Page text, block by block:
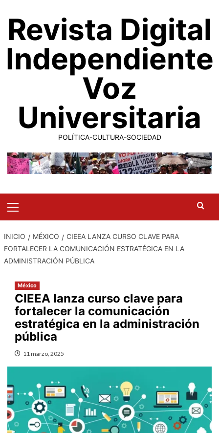
contenido
Revista Digital
Independiente
Voz
Universitaria
POLÍTICA-CULTURA-SOCIEDAD
Menu
INICIO MÉXICO
CIEEA LANZA CURSO CLAVE PARA
FORTALECER LA COMUNICACIÓN ESTRATÉGICA EN LA
ADMINISTRACIÓN PÚBLICA
México
CIEEA lanza curso clave para
fortalecer la comunicación
estratégica en la administración
pública
11 marzo, 2025